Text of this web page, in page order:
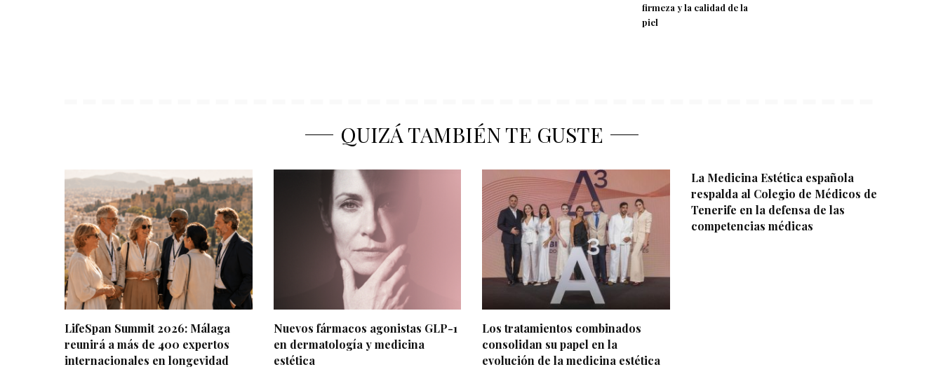
firmeza y la calidad de la
piel
QUIZÁ TAMBIÉN TE GUSTE
LifeSpan Summit 2026: Málaga
reunirá a más de 400 expertos
internacionales en longevidad
Nuevos fármacos agonistas GLP-1
en dermatología y medicina
estética
Los tratamientos combinados
consolidan su papel en la
evolución de la medicina estética
La Medicina Estética española
respalda al Colegio de Médicos de
Tenerife en la defensa de las
competencias médicas